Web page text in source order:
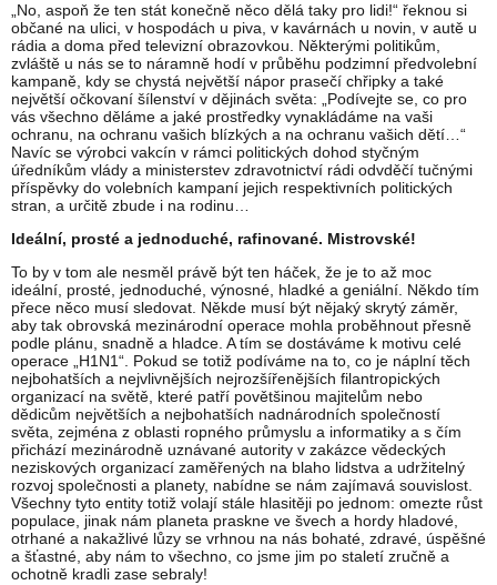
„No, aspoň že ten stát konečně něco dělá taky pro lidi!“ řeknou si
občané na ulici, v hospodách u piva, v kavárnách u novin, v autě u
rádia a doma před televizní obrazovkou. Některými politikům,
zvláště u nás se to náramně hodí v průběhu podzimní předvolební
kampaně, kdy se chystá největší nápor prasečí chřipky a také
největší očkovaní šílenství v dějinách světa: „Podívejte se, co pro
vás všechno děláme a jaké prostředky vynakládáme na vaši
ochranu, na ochranu vašich blízkých a na ochranu vašich dětí…“
Navíc se výrobci vakcín v rámci politických dohod styčným
úředníkům vlády a ministerstev zdravotnictví rádi odvděčí tučnými
příspěvky do volebních kampaní jejich respektivních politických
stran, a určitě zbude i na rodinu…
Ideální, prosté a jednoduché, rafinované. Mistrovské!
To by v tom ale nesměl právě být ten háček, že je to až moc
ideální, prosté, jednoduché, výnosné, hladké a geniální. Někdo tím
přece něco musí sledovat. Někde musí být nějaký skrytý záměr,
aby tak obrovská mezinárodní operace mohla proběhnout přesně
podle plánu, snadně a hladce. A tím se dostáváme k motivu celé
operace „H1N1“. Pokud se totiž podíváme na to, co je náplní těch
nejbohatších a nejvlivnějších nejrozšířenějších filantropických
organizací na světě, které patří povětšinou majitelům nebo
dědicům největších a nejbohatších nadnárodních společností
světa, zejména z oblasti ropného průmyslu a informatiky a s čím
přichází mezinárodně uznávané autority v zakázce vědeckých
neziskových organizací zaměřených na blaho lidstva a udržitelný
rozvoj společnosti a planety, nabídne se nám zajímavá souvislost.
Všechny tyto entity totiž volají stále hlasitěji po jednom: omezte růst
populace, jinak nám planeta praskne ve švech a hordy hladové,
otrhané a nakažlivé lůzy se vrhnou na nás bohaté, zdravé, úspěšné
a šťastné, aby nám to všechno, co jsme jim po staletí zručně a
ochotně kradli zase sebraly!